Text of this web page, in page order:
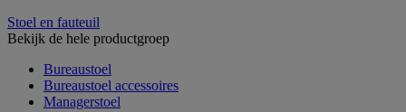
Stoel en fauteuil
Bekijk de hele productgroep
Bureaustoel
Bureaustoel accessoires
Managerstoel